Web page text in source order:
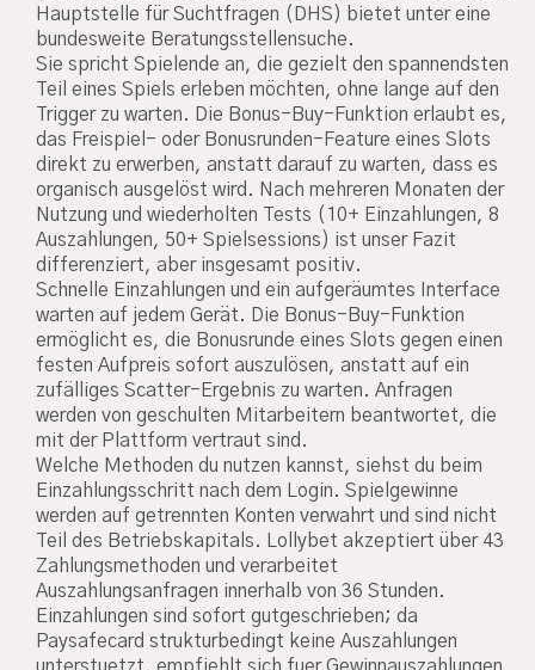
Hauptstelle für Suchtfragen (DHS) bietet unter eine
bundesweite Beratungsstellensuche.
Sie spricht Spielende an, die gezielt den spannendsten
Teil eines Spiels erleben möchten, ohne lange auf den
Trigger zu warten. Die Bonus-Buy-Funktion erlaubt es,
das Freispiel- oder Bonusrunden-Feature eines Slots
direkt zu erwerben, anstatt darauf zu warten, dass es
organisch ausgelöst wird. Nach mehreren Monaten der
Nutzung und wiederholten Tests (10+ Einzahlungen, 8
Auszahlungen, 50+ Spielsessions) ist unser Fazit
differenziert, aber insgesamt positiv.
Schnelle Einzahlungen und ein aufgeräumtes Interface
warten auf jedem Gerät. Die Bonus-Buy-Funktion
ermöglicht es, die Bonusrunde eines Slots gegen einen
festen Aufpreis sofort auszulösen, anstatt auf ein
zufälliges Scatter-Ergebnis zu warten. Anfragen
werden von geschulten Mitarbeitern beantwortet, die
mit der Plattform vertraut sind.
Welche Methoden du nutzen kannst, siehst du beim
Einzahlungsschritt nach dem Login. Spielgewinne
werden auf getrennten Konten verwahrt und sind nicht
Teil des Betriebskapitals. Lollybet akzeptiert über 43
Zahlungsmethoden und verarbeitet
Auszahlungsanfragen innerhalb von 36 Stunden.
Einzahlungen sind sofort gutgeschrieben; da
Paysafecard strukturbedingt keine Auszahlungen
unterstuetzt, empfiehlt sich fuer Gewinnauszahlungen